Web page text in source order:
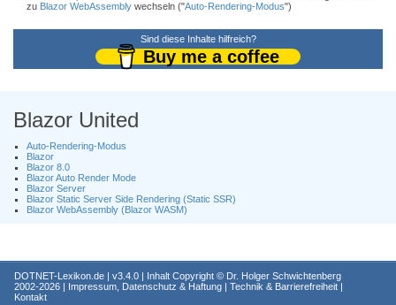
zu Blazor WebAssembly wechseln ("Auto-Rendering-Modus")
Sind diese Inhalte hilfreich?
Buy me a coffee
Blazor United
Auto-Rendering-Modus
Blazor
Blazor 8.0
Blazor Auto Render Mode
Blazor Server
Blazor Static Server Side Rendering (Static SSR)
Blazor WebAssembly (Blazor WASM)
DOTNET-Lexikon.de | v3.4.0 | Inhalt Copyright © Dr. Holger Schwichtenberg
2002-2026 | Impressum, Datenschutz & Haftung | Technik & Barrierefreiheit |
Kontakt